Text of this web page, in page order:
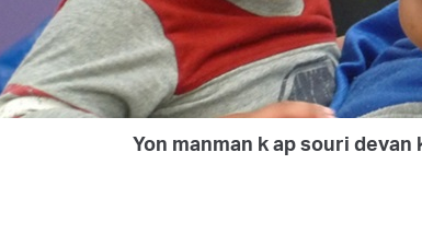
Yon manman k ap souri